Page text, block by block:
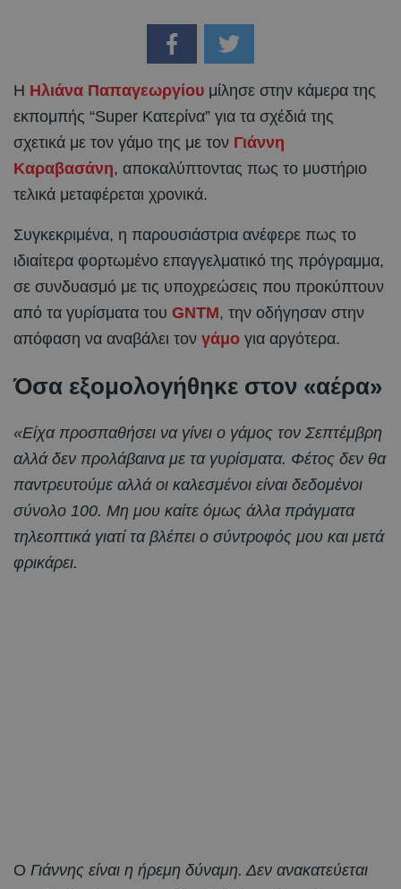
Η Ηλιάνα Παπαγεωργίου μίλησε στην κάμερα της
εκπομπής “Super Κατερίνα” για τα σχέδιά της
σχετικά με τον γάμο της με τον Γιάννη
Καραβασάνη, αποκαλύπτοντας πως το μυστήριο
τελικά μεταφέρεται χρονικά.
Συγκεκριμένα, η παρουσιάστρια ανέφερε πως το
ιδιαίτερα φορτωμένο επαγγελματικό της πρόγραμμα,
σε συνδυασμό με τις υποχρεώσεις που προκύπτουν
από τα γυρίσματα του GNTM, την οδήγησαν στην
απόφαση να αναβάλει τον γάμο για αργότερα.
Όσα εξομολογήθηκε στον «αέρα»
«Είχα προσπαθήσει να γίνει ο γάμος τον Σεπτέμβρη
αλλά δεν προλάβαινα με τα γυρίσματα. Φέτος δεν θα
παντρευτούμε αλλά οι καλεσμένοι είναι δεδομένοι
σύνολο 100. Μη μου καίτε όμως άλλα πράγματα
τηλεοπτικά γιατί τα βλέπει ο σύντροφός μου και μετά
φρικάρει.
Ο Γιάννης είναι η ήρεμη δύναμη. Δεν ανακατεύεται